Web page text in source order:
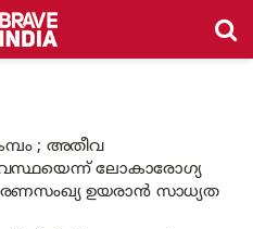
; അതീവ
ലോകാരോഗ്യ
ഉയരാൻ സാധ്യത